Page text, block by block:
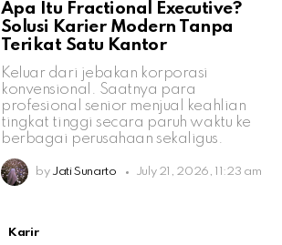
Apa Itu Fractional Executive?
Solusi Karier Modern Tanpa
Terikat Satu Kantor
Keluar dari jebakan korporasi
konvensional. Saatnya para
profesional senior menjual keahlian
tingkat tinggi secara paruh waktu ke
berbagai perusahaan sekaligus.
by Jati Sunarto July 21, 2026, 11:23 am
Karir